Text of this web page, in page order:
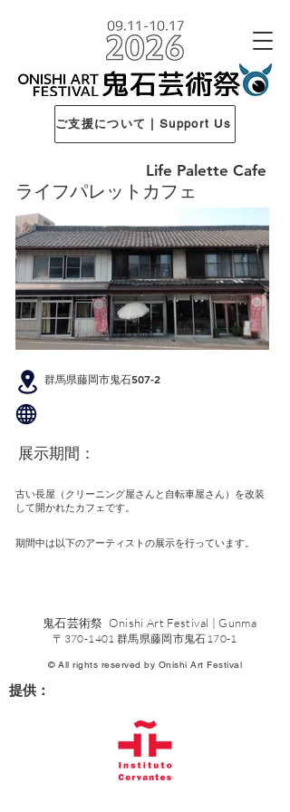
ご支援について | Support Us
Life Palette Cafe
ライフパレットカフェ
群馬県藤岡市鬼石507-2
展示期間：
古い長屋（クリーニング屋さんと自転車屋さん）を改装
して開かれたカフェです。
期間中は以下のアーティストの展示を行っています。
鬼石芸術祭 Onishi Art Festival | Gunma
〒370-1401 群馬県藤岡市鬼石170-1
© All rights reserved by Onishi Art Festival
提供：